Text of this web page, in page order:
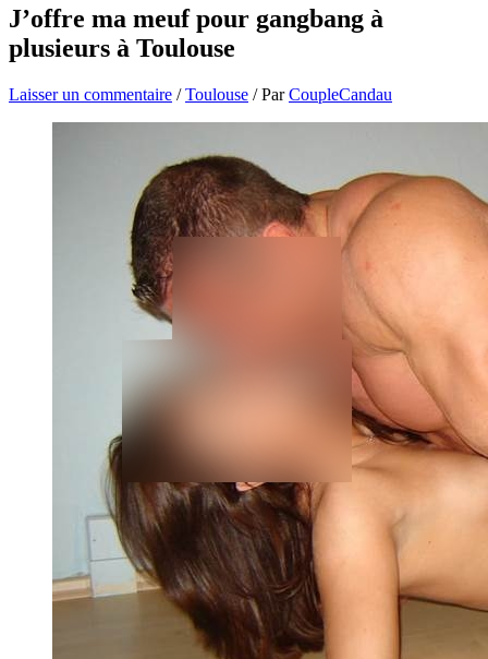
J’offre ma meuf pour gangbang à
plusieurs à Toulouse
Laisser un commentaire /Toulouse / ParCoupleCandau